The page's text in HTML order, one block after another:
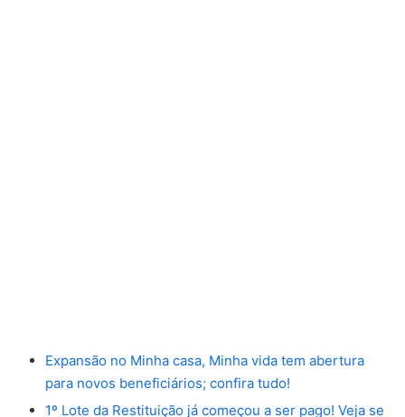
Expansão no Minha casa, Minha vida tem abertura
para novos beneficiários; confira tudo!
1º Lote da Restituição já começou a ser pago! Veja se